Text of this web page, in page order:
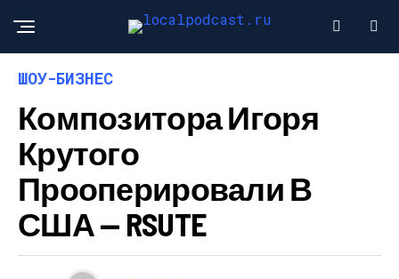
ШОУ-БИЗНЕС
Композитора Игоря
Крутого
Прооперировали В
США — RSUTE